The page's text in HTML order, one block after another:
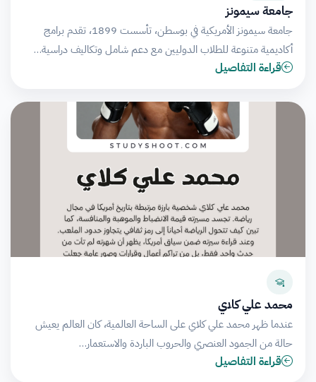
جامعة سيمونز
جامعة سيمونز الأمريكية في بوسطن، تأسست 1899، تقدم برامج
أكاديمية متنوعة للطلاب الدوليين مع دعم شامل وتكاليف دراسية…
قراءة التفاصيل
محمد علي كلاي
عندما ظهر محمد علي كلاي على الساحة العالمية، كان العالم يعيش
حالة من الجمود العنصري والحروب الباردة والاستعمار…
قراءة التفاصيل